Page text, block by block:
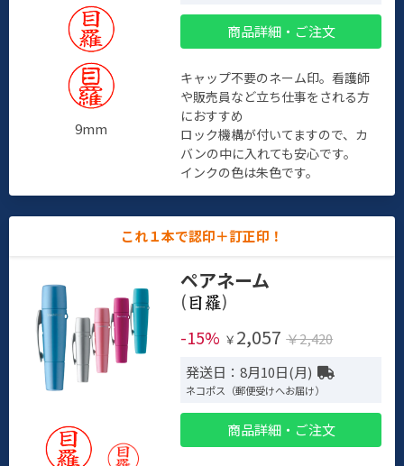
9mm
商品詳細・ご注文
キャップ不要のネーム印。看護師
や販売員など立ち仕事をされる方
におすすめ
ロック機構が付いてますので、カ
バンの中に入れても安心です。
インクの色は朱色です。
これ１本で認印＋訂正印！
ペアネーム
(
)
-15% ￥ 2,057 ￥2,420
発送日：8月10日(月)
ネコポス（郵便受けへお届け）
商品詳細・ご注文